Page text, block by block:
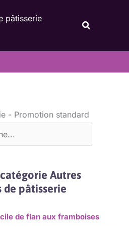
pâtisserie
Autres
de pâtisserie
de flan aux framboises